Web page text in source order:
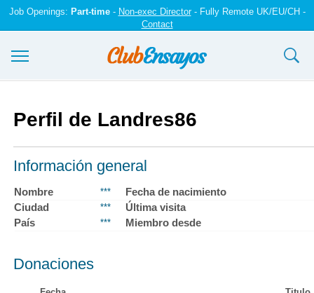
Job Openings: Part-time- Non-exec Director- Fully Remote UK/EU/CH -
Contact
Registrarse
Iniciar sesión
Contáctenos
Perfil de Landres86
Información general
Nombre ***
Fecha de nacimiento
Ciudad
***
Última visita
País
*** Miembro desde
Donaciones